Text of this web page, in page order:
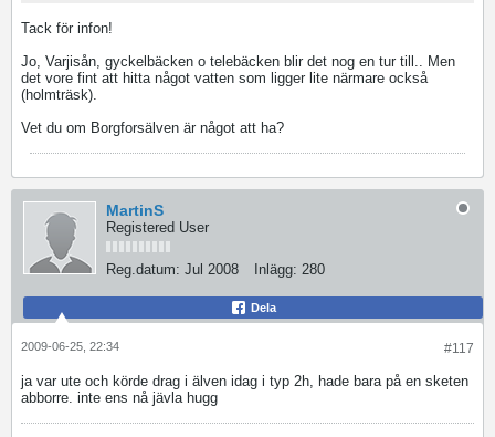
Tack för infon!
Jo, Varjisån, gyckelbäcken o telebäcken blir det nog en tur till.. Men
det vore fint att hitta något vatten som ligger lite närmare också
(holmträsk).
Vet du om Borgforsälven är något att ha?
MartinS
Registered User
Reg.datum: Jul 2008 Inlägg: 280
Dela
#117
2009-06-25, 22:34
ja var ute och körde drag i älven idag i typ 2h, hade bara på en sketen
abborre. inte ens nå jävla hugg